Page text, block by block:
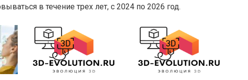
в течение трех лет, с 2024 по 2026 год.